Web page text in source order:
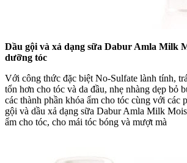
Dầu gội và xả dạng sữa Dabur Amla Milk
dưỡng tóc
Với công thức đặc biệt No-Sulfate lành tính,
tổn hơn cho tóc và da đầu, nhẹ nhàng dẹp bỏ
các thành phần khóa ẩm cho tóc cùng với các
gội và dầu xả dạng sữa Dabur Amla Milk
ẩm cho tóc, cho mái tóc bóng và mượt mà